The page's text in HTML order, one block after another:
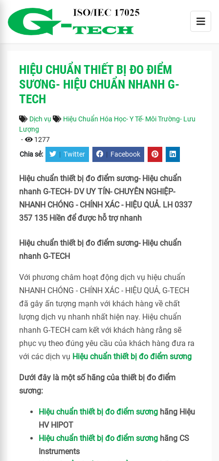
HIỆU CHUẨN THIẾT BỊ ĐO ĐIỂM
SƯƠNG- HIỆU CHUẨN NHANH G-
TECH
Dịch vụ
Hiệu Chuẩn Hóa Học- Y Tế- Môi Trường- Lưu
Lượng
-
1277
Chia sẻ: | Twitter | Facebook
Hiệu chuẩn thiết bị đo điểm sương- Hiệu chuẩn
nhanh G-TECH- DV UY TÍN- CHUYÊN NGHIỆP-
NHANH CHÓNG - CHÍNH XÁC - HIỆU QUẢ. LH 0337
357 135 Hiền để được hỗ trợ nhanh
Hiệu chuẩn thiết bị đo điểm sương- Hiệu chuẩn
nhanh G-TECH
Với phương châm hoạt động dịch vụ hiệu chuẩn
NHANH CHÓNG - CHÍNH XÁC - HIỆU QUẢ, G-TECH
đã gây ấn tượng mạnh với khách hàng về chất
lượng dịch vụ nhanh nhất hiện nay. Hiệu chuẩn
nhanh G-TECH cam kết với khách hàng rằng sẽ
phục vụ theo đúng yêu cầu của khách hàng đưa ra
với các dịch vụ Hiệu chuẩn thiết bị đo điểm sương
Dưới đây là một số hãng của thiết bị đo điểm
sương:
Hiệu chuẩn thiết bị đo điểm sương hãng Hiệu
HV HIPOT
Hiệu chuẩn thiết bị đo điểm sương hãng CS
Instruments